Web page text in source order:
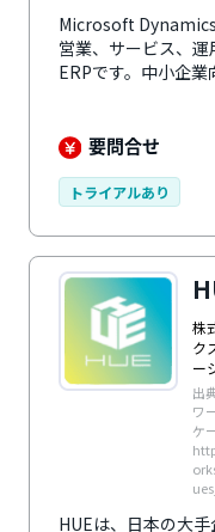
Microsoft
営業、サービス、
ERPです。中小企
ータ統合、プロセ
す。財務管理、在
スタマーサービスの
での連携を促進し
要問合せ
トライアルあり
株
ク
ー
出
ワ
ケ
HUEは、日本の大